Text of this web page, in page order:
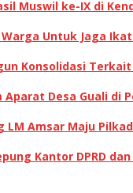
Muswil ke-IX di
Untuk Jaga
Konsolidasi
Aparat Desa Guali di
LM Amsar Maju
Kantor DPRD dan